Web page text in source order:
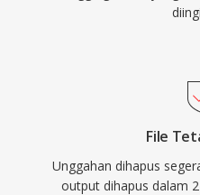
File
Unggahan dihapus
output dihapus dalam